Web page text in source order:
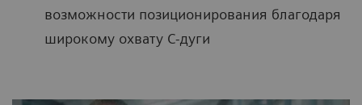
возможности позиционирования благодаря
широкому охвату С-дуги